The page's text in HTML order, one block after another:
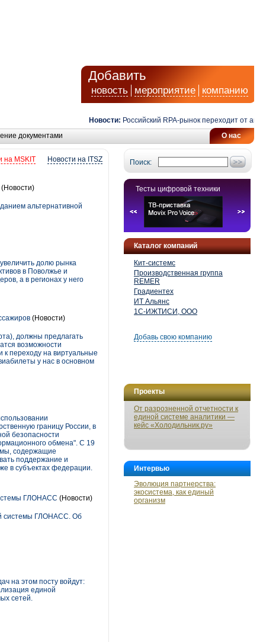
Добавить
новость мероприятие компанию
Новости: Российский RPA-рынок переходит от
О нас
документами
Поиск:
Тесты цифровой техники
Каталог компаний
Кит-системс
Производственная группа
REMER
Градиентех
ИТ Альянс
1С-ИЖТИСИ, ООО
Добавь свою компанию
Проекты
От разрозненной отчетности к
единой системе аналитики —
кейс «Холодильник.ру»
Интервью
Эволюция партнерства:
экосистема, как единый
организм
Новости на ITSZ
на MSKIT
(Новости)
альтернативной
долю рынка
в Поволжье и
а в регионах у него
(Новости)
должны предлагать
возможности
к переходу на виртуальные
у нас в основном
границу России, в
безопасности
обмена". С 19
содержащие
поддержание и
в субъектах федерации.
ГЛОНАСС (Новости)
системы ГЛОНАСС. Об
на этом посту войдут:
единой
сетей.